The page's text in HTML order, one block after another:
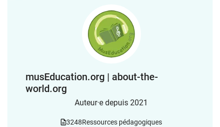
musEducation.org | about-the-
world.org
Auteur·e depuis 2021
3248Ressources pédagogiques